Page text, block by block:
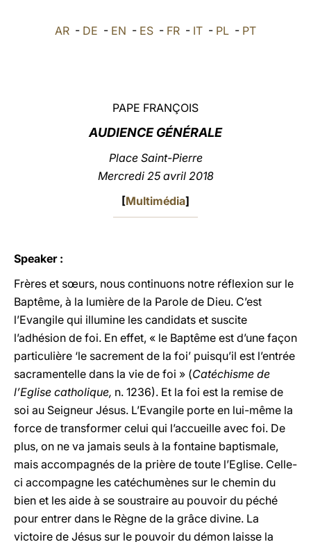
العربيّة AR - DE - EN - ES - FR - IT - PL - PT
PAPE FRANÇOIS
AUDIENCE GÉNÉRALE
Place Saint-Pierre
Mercredi 25 avril 2018
[Multimédia]
Speaker :
Frères et sœurs, nous continuons notre réflexion sur le
Baptême, à la lumière de la Parole de Dieu. C’est
l’Evangile qui illumine les candidats et suscite
l’adhésion de foi. En effet, « le Baptême est d’une façon
particulière ‘le sacrement de la foi’ puisqu’il est l’entrée
sacramentelle dans la vie de foi » (Catéchisme de
l’Eglise catholique, n. 1236). Et la foi est la remise de
soi au Seigneur Jésus. L’Evangile porte en lui-même la
force de transformer celui qui l’accueille avec foi. De
plus, on ne va jamais seuls à la fontaine baptismale,
mais accompagnés de la prière de toute l’Eglise. Celle-
ci accompagne les catéchumènes sur le chemin du
bien et les aide à se soustraire au pouvoir du péché
pour entrer dans le Règne de la grâce divine. La
victoire de Jésus sur le pouvoir du démon laisse la